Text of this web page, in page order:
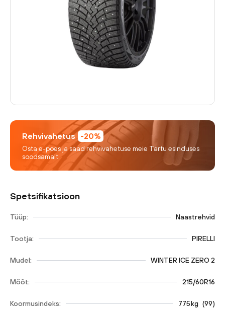
Rehvivahetus -20%
Osta e-poes ja saad rehvivahetuse meie Tartu esinduses
soodsamalt.
Spetsifikatsioon
Tüüp: Naastrehvid
Tootja: PIRELLI
Mudel: WINTER ICE ZERO 2
Mõõt: 215/60R16
Koormusindeks: 775kg (99)